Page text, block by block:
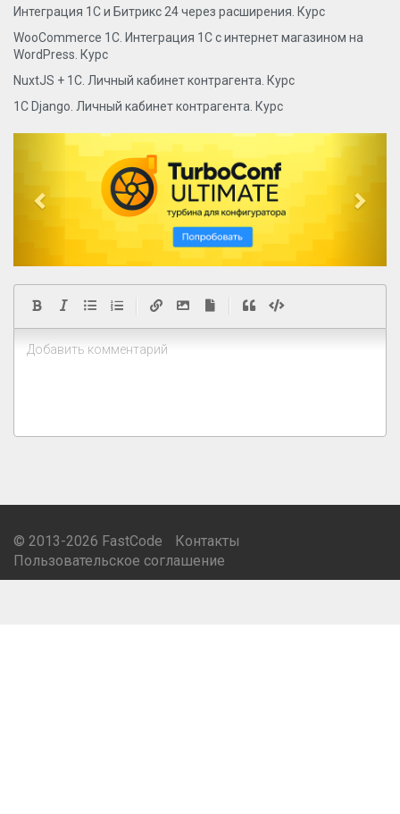
Интеграция 1С и Битрикс 24 через расширения. Курс
WooCommerce 1C. Интеграция 1C с интернет магазином на
WordPress. Курс
NuxtJS + 1C. Личный кабинет контрагента. Курс
1С Django. Личный кабинет контрагента. Курс
e
o
x
Добавить комментарий
© 2013-2026 FastCode
Контакты
Пользовательское соглашение